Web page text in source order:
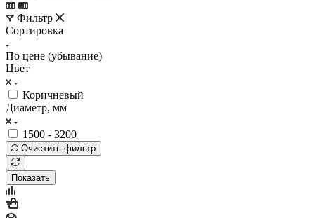
Фильтр
Сортировка
По цене (убывание)
Цвет
Коричневый
Диаметр, мм
1500 - 3200
Очистить фильтр
Показать